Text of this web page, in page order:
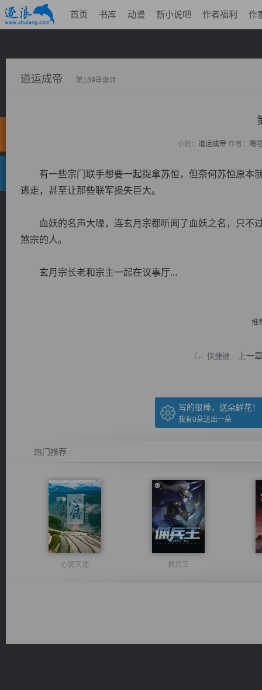
首页 书库 动漫 新小说吧 作者福利 作
道运成帝 第189章诡计
小说： 道运成帝 作者： 曦
有一些宗门联手想要一起捉拿苏恒，但奈何苏恒原本
逃走，甚至让那些联军损失巨大。
血妖的名声大噪，连玄月宗都听闻了血妖之名，只不
煞宗的人。
玄月宗长老和宗主一起在议事厅...
推
（← 快捷键 上一章
写的很棒，送朵鲜花！
我有0朵送出一朵
热门推荐
心铸天途 佣兵王